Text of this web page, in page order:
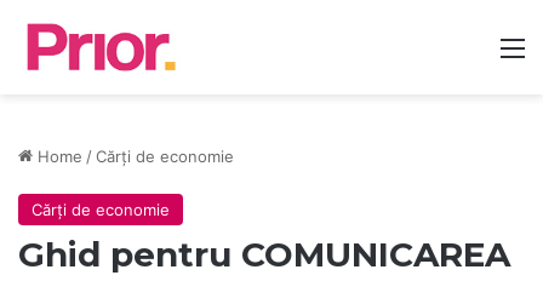
Home /Cărți de economie
Cărți de economie
Ghid pentru COMUNICAREA